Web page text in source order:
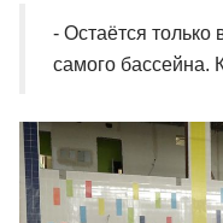
- Остаётся только
самого бассейна.